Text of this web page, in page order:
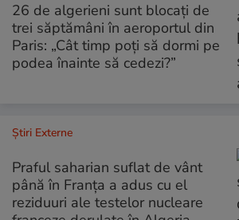
26 de algerieni sunt blocați de
trei săptămâni în aeroportul din
Paris: „Cât timp poți să dormi pe
podea înainte să cedezi?”
Știri Externe
Praful saharian suflat de vânt
până în Franța a adus cu el
reziduuri ale testelor nucleare